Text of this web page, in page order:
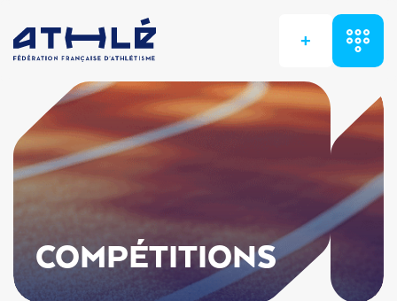
+
COMPÉTITIONS